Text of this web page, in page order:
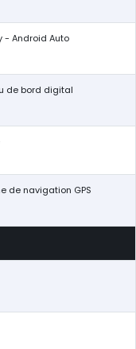
- Android Auto
de bord digital
de navigation GPS